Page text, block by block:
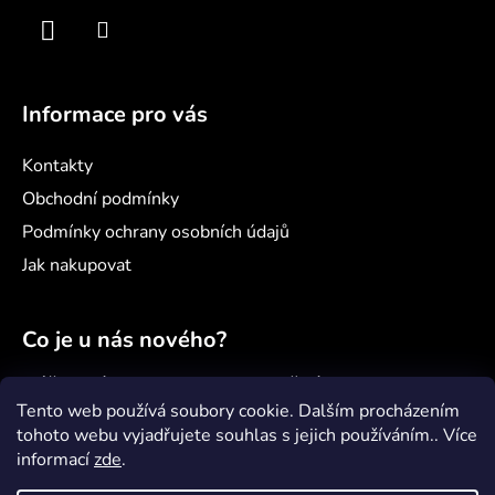
Tento web používá soubory cookie. Dalším procházením
tohoto webu vyjadřujete souhlas s jejich používáním.. Více
informacízde.
Informace pro vás
Kontakty
Obchodní podmínky
Podmínky ochrany osobních údajů
Jak nakupovat
Co je u nás nového?
Náš nový projekt: samoobslužný minimarket
Šenvert
Věděli jste, že...?
Jak správně pečovat o paddleboard?